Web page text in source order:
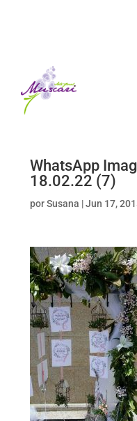
WhatsApp
18.02.22 (7)
porSusana |Jun 17,